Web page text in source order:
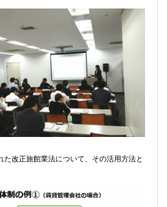
改正旅館業法について、その活用方法と